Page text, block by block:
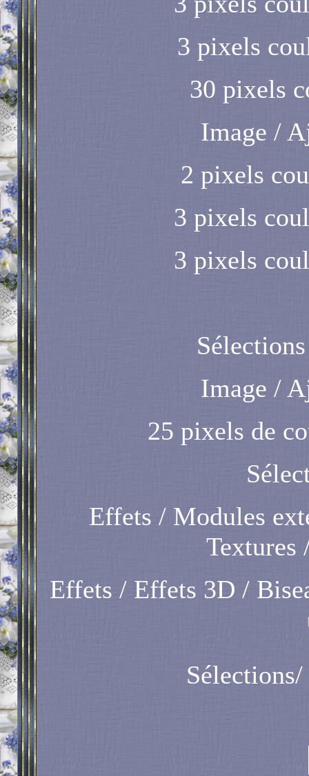
3 pixels
30 pixels
Image /
2 pixels
3 pixels
3 pixels
Image /
25 pixels de
Effets / Modules
Textures
Effets / Effets 3D /